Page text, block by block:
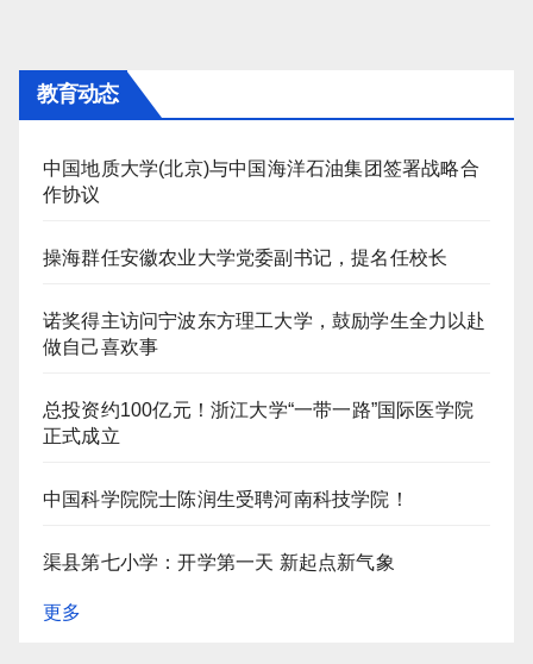
教育动态
中国地质大学(北京)与中国海洋石油集团签署战略合
作协议
操海群任安徽农业大学党委副书记，提名任校长
诺奖得主访问宁波东方理工大学，鼓励学生全力以赴
做自己喜欢事
总投资约100亿元！浙江大学“一带一路”国际医学院
正式成立
中国科学院院士陈润生受聘河南科技学院！
渠县第七小学：开学第一天 新起点新气象
更多